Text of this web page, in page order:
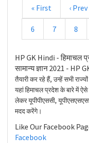
« First ‹ Prev
6 7 8
HP GK Hindi - हिमाचल
सामान्य ज्ञान 2021 - HP
तैयारी कर रहे हैं, उन्हें सभी
यहां हिमाचल प्रदेश के बारे में
लेकर यूपीपीएससी,
मदद करेंगे।
Like Our Facebook
Facebook